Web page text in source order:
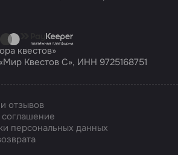
квестов»
Квестов С», ИНН 9725168751
отзывов
персональных данных